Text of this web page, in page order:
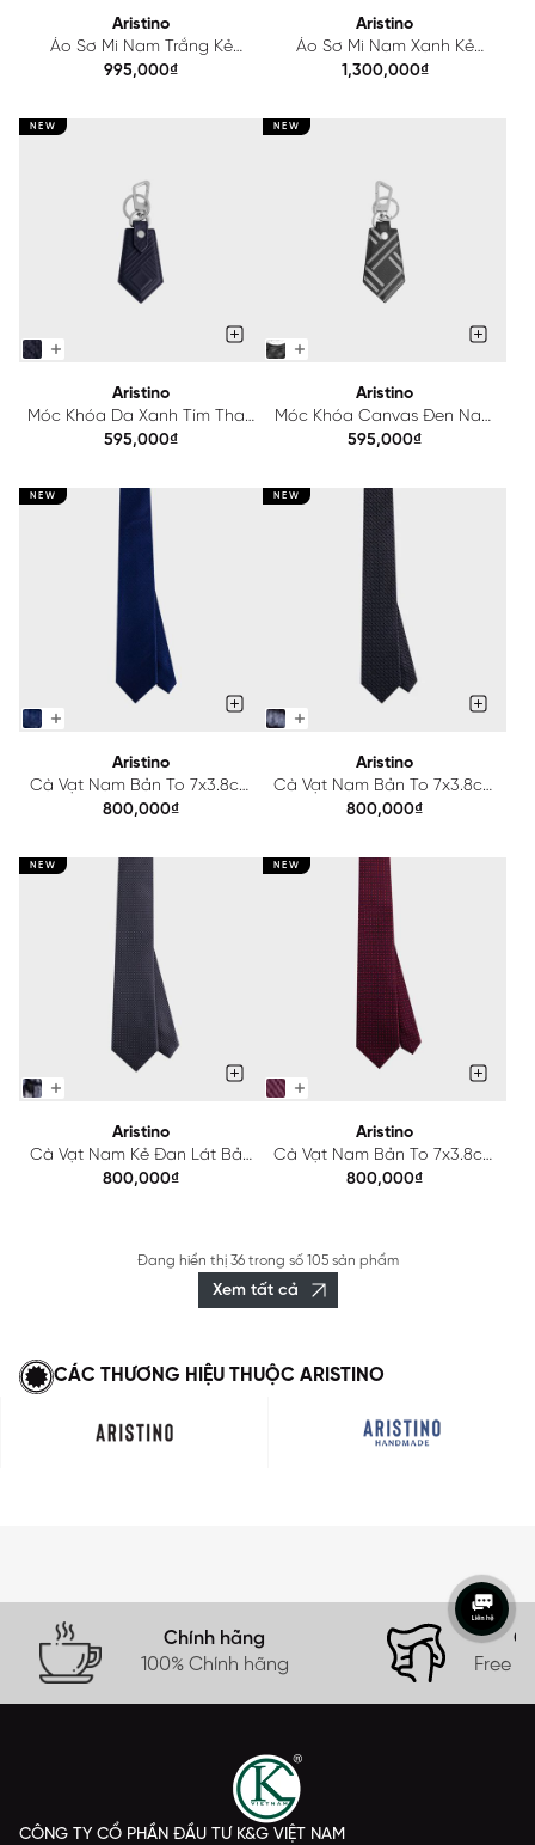
Aristino
Áo Sơ Mi Nam Trắng Kẻ
Aristino Perfect Fit ASS148AS2
995,000₫
Aristino
Áo Sơ Mi Nam Xanh Kẻ
Aristino Perfect fit ASS110AS2
1,300,000₫
NEW
Aristino
Móc Khóa Da Xanh Tím Than
Nam Đan Lát Aristino
595,000₫
NEW
Aristino
Móc Khóa Canvas Đen Nam
Aristino Đan Lát AKR0040S4
595,000₫
NEW
Aristino
Cà Vạt Nam Bản To 7x3.8cm
Aristino ATI0080S2
800,000₫
NEW
Aristino
Cà Vạt Nam Bản To 7x3.8cm
Aristino ATI0070S2
800,000₫
NEW
Aristino
Cà Vạt Nam Kẻ Đan Lát Bản
To 7x3.8cm Aristino
800,000₫
NEW
Aristino
Cà Vạt Nam Bản To 7x3.8cm
Aristino ATI0050S2
800,000₫
Đang hiển thị 36trong số 105 sản phẩm
Xem tất cả
CÁC THƯƠNG HIỆU THUỘC ARISTINO
Chính hãng
100% Chính hãng
Free
CÔNG TY CỔ PHẦN ĐẦU TƯ K&G VIỆT NAM